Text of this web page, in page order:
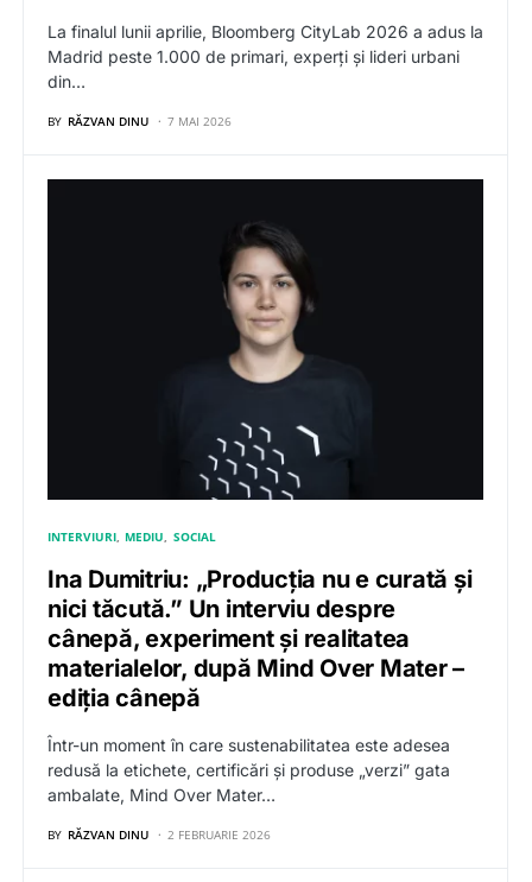
La finalul lunii aprilie, Bloomberg CityLab 2026 a adus la
Madrid peste 1.000 de primari, experți și lideri urbani
din…
BY RĂZVAN DINU 7 MAI 2026
INTERVIURI MEDIU SOCIAL
Ina Dumitriu: „Producția nu e curată și
nici tăcută.” Un interviu despre
cânepă, experiment și realitatea
materialelor, după Mind Over Mater –
ediția cânepă
Într-un moment în care sustenabilitatea este adesea
redusă la etichete, certificări și produse „verzi” gata
ambalate, Mind Over Mater…
BY RĂZVAN DINU 2 FEBRUARIE 2026